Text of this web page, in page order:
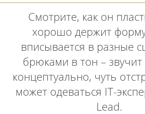
Смотрите, как он
хорошо держит
вписывается в разные
брюками в тон –
концептуально, чуть
может одеваться IT-
Lead.